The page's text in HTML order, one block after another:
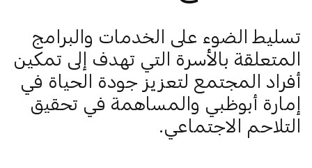
تسليط الضوء على الخدمات والبرامج
المتعلقة بالأسرة التي تهدف إلى تمكين
أفراد المجتمع لتعزيز جودة الحياة في
إمارة أبوظبي والمساهمة في تحقيق
التلاحم الاجتماعي.